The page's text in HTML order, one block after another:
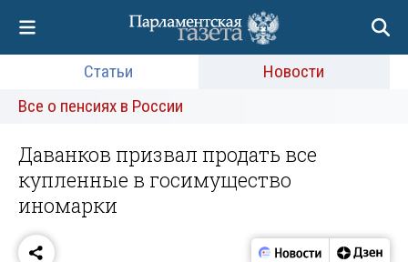
Статьи
Новости
Все о пенсиях в России
Даванков призвал продать все
купленные в госимущество
иномарки